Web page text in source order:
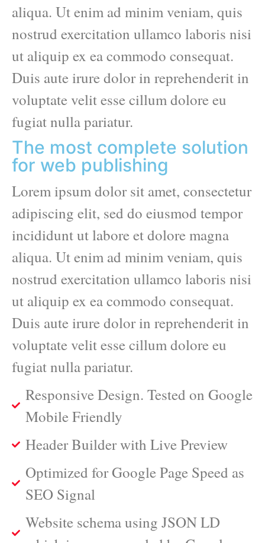
aliqua. Ut enim ad minim veniam, quis
nostrud exercitation ullamco laboris nisi
ut aliquip ex ea commodo consequat.
Duis aute irure dolor in reprehenderit in
voluptate velit esse cillum dolore eu
fugiat nulla pariatur.
The most complete solution
for web publishing
Lorem ipsum dolor sit amet, consectetur
adipiscing elit, sed do eiusmod tempor
incididunt ut labore et dolore magna
aliqua. Ut enim ad minim veniam, quis
nostrud exercitation ullamco laboris nisi
ut aliquip ex ea commodo consequat.
Duis aute irure dolor in reprehenderit in
voluptate velit esse cillum dolore eu
fugiat nulla pariatur.
Responsive Design. Tested on Google
Mobile Friendly
Header Builder with Live Preview
Optimized for Google Page Speed as
SEO Signal
Website schema using JSON LD